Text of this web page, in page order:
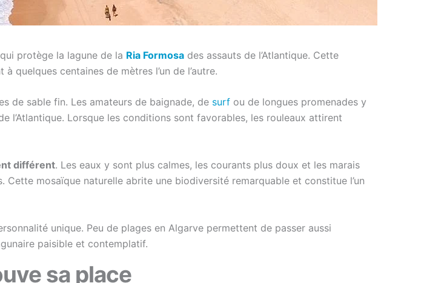
protège la lagune de la Ria Formosa des assauts de l’Atlantique. Cette
quelques centaines de mètres l’un de l’autre.
de sable fin. Les amateurs de baignade, de surf ou de longues promenades y
l’Atlantique. Lorsque les conditions sont favorables, les rouleaux attirent
différent. Les eaux y sont plus calmes, les courants plus doux et les marais
mosaïque naturelle abrite une biodiversité remarquable et constitue l’un
unique. Peu de plages en Algarve permettent de passer aussi
paisible et contemplatif.
sa place